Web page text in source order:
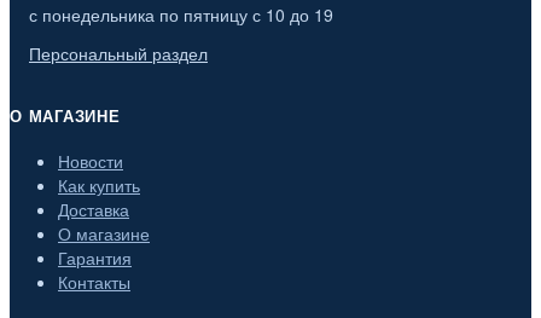
с понедельника по пятницу с 10 до 19
Персональный раздел
О МАГАЗИНЕ
Новости
Как купить
Доставка
О магазине
Гарантия
Контакты